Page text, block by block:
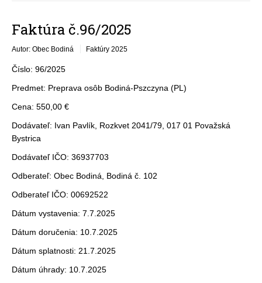
Faktúra č.96/2025
Autor: Obec Bodiná Faktúry 2025
Číslo: 96/2025
Predmet: Preprava osôb Bodiná-Pszczyna (PL)
Cena: 550,00 €
Dodávateľ: Ivan Pavlík, Rozkvet 2041/79, 017 01 Považská
Bystrica
Dodávateľ IČO: 36937703
Odberateľ: Obec Bodiná, Bodiná č. 102
Odberateľ IČO: 00692522
Dátum vystavenia: 7.7.2025
Dátum doručenia: 10.7.2025
Dátum splatnosti: 21.7.2025
Dátum úhrady: 10.7.2025